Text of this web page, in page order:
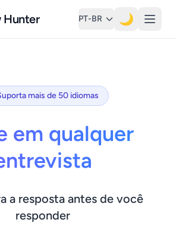
Hunter PT-BR 🌙
mais de 50 idiomas
em qualquer
a resposta antes de você
responder